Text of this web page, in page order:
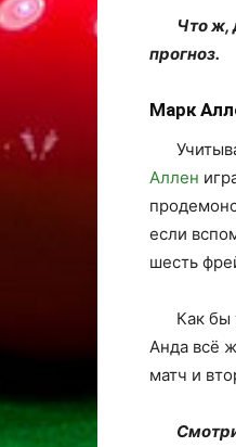
Что ж,
прогноз.
Марк
Аллен
если
шесть
Как бы
Анда всё
матч и